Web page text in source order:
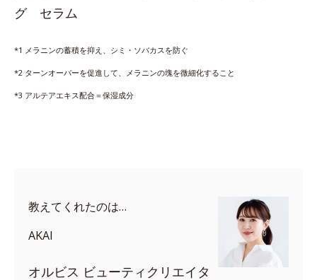
グ セラム
*1 メラニンの蓄積を抑え、シミ・ソバカスを防ぐ
*2 ターンオーバーを促進して、メラニンの塊を微細化すること
*3 アルテアエキス配合＝保湿成分
教えてくれたのは…
AKAI
オルビス ビューティクリエイタ